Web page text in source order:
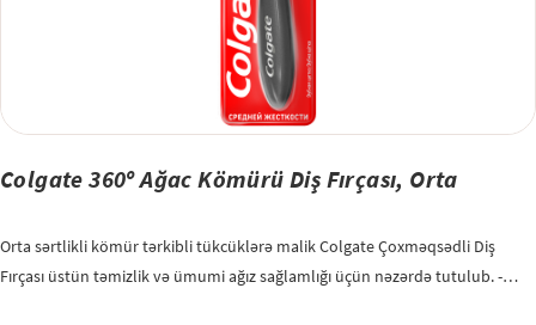
Colgate 360º Ağac Kömürü Diş Fırçası, Orta
Orta sərtlikli kömür tərkibli tükcüklərə malik Colgate Çoxməqsədli Diş
Fırçası üstün təmizlik və ümumi ağız sağlamlığı üçün nəzərdə tutulub. -